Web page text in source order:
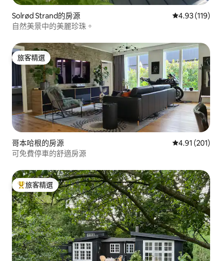
Solrød Strand的房源 從 119 則評價
4.93 (119)
自然美景中的美麗珍珠。
旅客精選
旅客精選
哥本哈根的房源 從 201 則評價
4.91 (201)
可免費停車的舒適房源
旅客精選榜首
旅客精選